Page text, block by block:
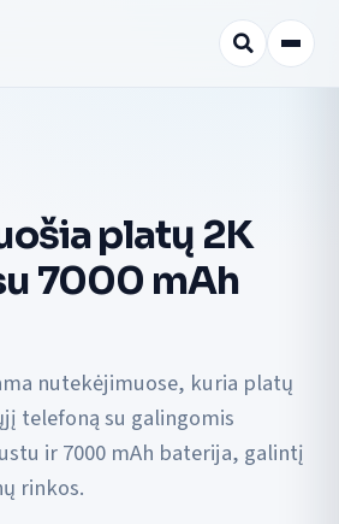
platų 2K
7000 mAh
nutekėjimuose, kuria platų
telefoną su galingomis
ir 7000 mAh baterija, galintį
rinkos.